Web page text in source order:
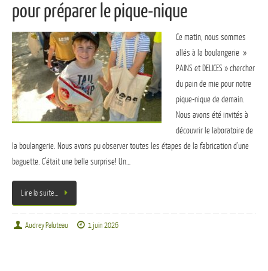
pour préparer le pique-nique
Ce matin, nous sommes
allés à la boulangerie »
PAINS et DELICES » chercher
du pain de mie pour notre
pique-nique de demain.
Nous avons été invités à
découvrir le laboratoire de
la boulangerie. Nous avons pu observer toutes les étapes de la fabrication d’une
baguette. C’était une belle surprise! Un…
Lire la suite…
Audrey Paluteau 1 juin 2026